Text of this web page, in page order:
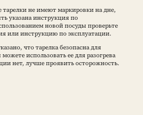
тарелки не имеют маркировки на дне,
указана инструкция по
новой посуды проверьте
или инструкцию по эксплуатации.
что тарелка безопасна для
использовать ее для разогрева
нет, лучше проявить осторожность.